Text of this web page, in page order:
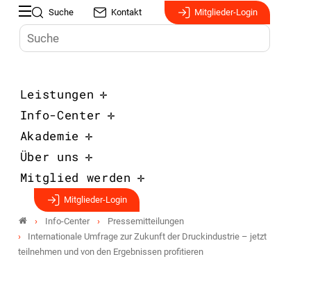
Suche Kontakt Mitglieder-Login
Leistungen
Info-Center
Akademie
Über uns
Mitglied werden
Mitglieder-Login
Info-Center
Pressemitteilungen
Internationale Umfrage zur Zukunft der Druckindustrie – jetzt
teilnehmen und von den Ergebnissen profitieren